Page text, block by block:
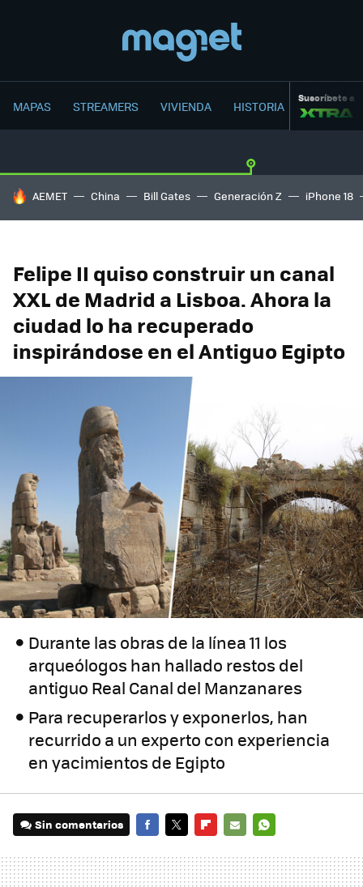
MAPAS STREAMERS VIVIENDA HISTORIA Suscríbete a
HOY SE HABLA DE
AEMET China Bill Gates Generación Z iPhone 18
Felipe II quiso construir un canal
XXL de Madrid a Lisboa. Ahora la
ciudad lo ha recuperado
inspirándose en el Antiguo Egipto
Durante las obras de la línea 11 los
arqueólogos han hallado restos del
antiguo Real Canal del Manzanares
Para recuperarlos y exponerlos, han
recurrido a un experto con experiencia
en yacimientos de Egipto
Sin comentarios
MAIL